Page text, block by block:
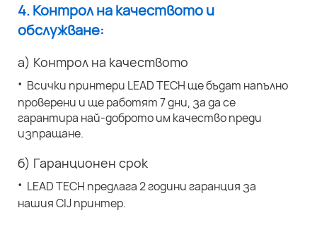
4. Контрол на качеството и
обслужване:
а) Контрол на качеството
· Всички принтери LEAD TECH ще бъдат напълно
проверени и ще работят 7 дни, за да се
гарантира най-доброто им качество преди
изпращане.
б) Гаранционен срок
· LEAD TECH предлага 2 години гаранция за
нашия CIJ принтер.